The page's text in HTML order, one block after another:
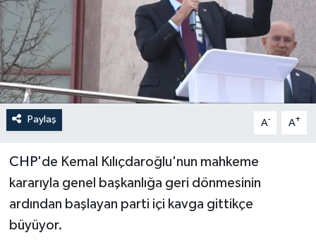
Paylaş A- A+
CHP'de Kemal Kılıçdaroğlu'nun mahkeme
kararıyla genel başkanlığa geri dönmesinin
ardından başlayan parti içi kavga gittikçe
büyüyor.